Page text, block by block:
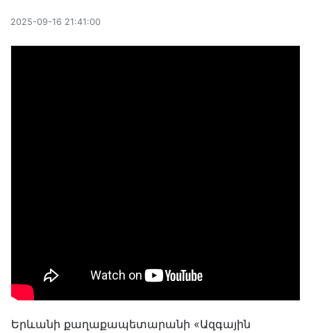
2025-09-16 21:41:00
Երևանի քաղաքապետարանի «Ազգային